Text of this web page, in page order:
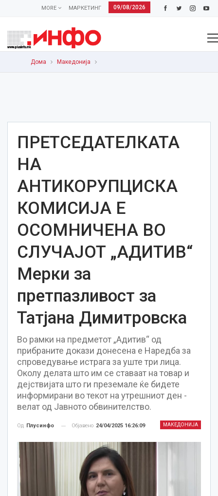
09/08/2026
МАРКЕТИНГ
MORE
Дома Македонија
ПРЕТСЕДАТЕЛКАТА
НА
АНТИКОРУПЦИСКА
КОМИСИЈА Е
ОСОМНИЧЕНА ВО
СЛУЧАЈОТ „АДИТИВ“
Мерки за
претпазливост за
Татјана Димитровска
Во рамки на предметот „Адитив“ од
прибраните докази донесена е Наредба за
спроведување истрага за уште три лица.
Околу делата што им се ставаат на товар и
дејствијата што ги преземале ќе бидете
информирани во текот на утрешниот ден -
велат од Јавното обвинителство.
МАКЕДОНИЈА
Од Плусинфо Објавено 24/04/2025 16:26:09